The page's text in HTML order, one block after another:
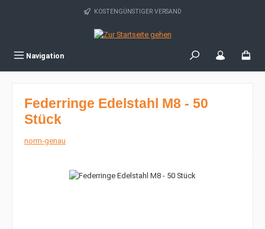
Zum Hauptinhalt springen KOSTENGÜNSTIGER VERSAND
Navigation
Federringe Edelstahl M8 - 50
Stück
norm-genau
Bildergalerie überspringen